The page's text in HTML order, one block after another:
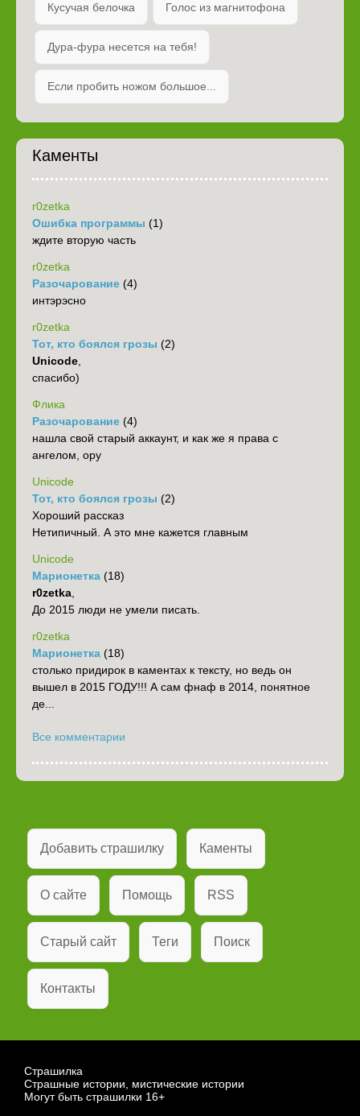
Кусучая белочка Голос из магнитофона
Дура-фура несется на тебя!
Если пробить ножом большое...
Каменты
r0zetka
Ошибка программы (1)
ждите вторую часть
r0zetka
Разочарование (4)
интэрэсно
r0zetka
Тот, кто боялся грозы (2)
Unicode,
спасибо)
Флика
Разочарование (4)
нашла свой старый аккаунт, и как же я права с
ангелом, ору
Unicode
Тот, кто боялся грозы (2)
Хороший рассказ
Нетипичный. А это мне кажется главным
Unicode
Марионетка (18)
r0zetka,
До 2015 люди не умели писать.
r0zetka
Марионетка (18)
столько придирок в каментах к тексту, но ведь он
вышел в 2015 ГОДУ!!! А сам фнаф в 2014, понятное
де...
Все комментарии
Добавить страшилку Каменты
О сайте Помощь RSS
Старый сайт Теги Поиск
Контакты
Страшилка
Страшные истории, мистические истории
Могут быть страшилки 16+